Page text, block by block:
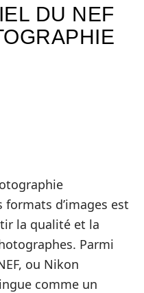
DU NEF
d’images est
la qualité et la
Parmi
ou Nikon
comme un